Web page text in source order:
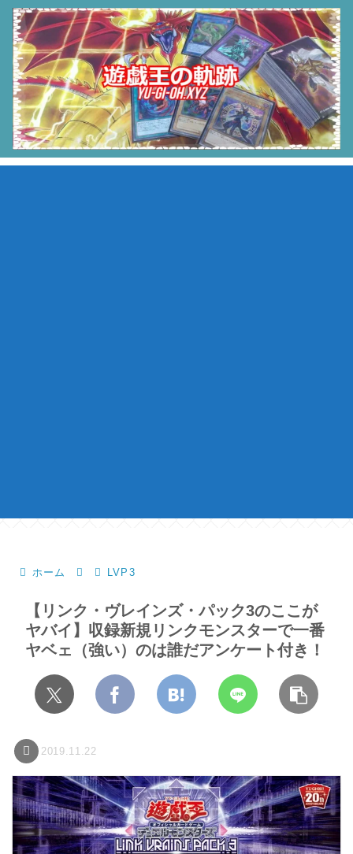
ホーム LVP3
【リンク・ヴレインズ・パック3のここが
ヤバイ】収録新規リンクモンスターで一番
ヤベェ（強い）のは誰だアンケート付き！
2019.11.22